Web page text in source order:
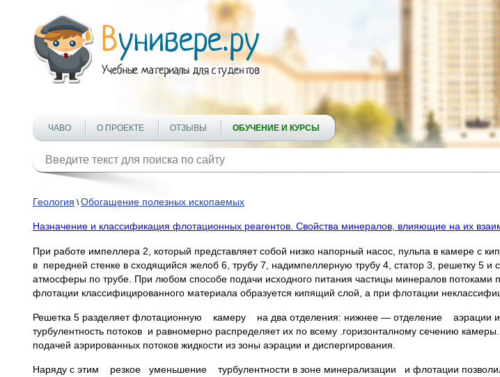
ЧАВО О ПРОЕКТЕ ОТЗЫВЫ ОБУЧЕНИЕ И КУРСЫ
Геология \Обогащение полезных ископаемых
Назначение и классификация флотационных реагентов. Свойства минералов, влияющие на их
При работе импеллера 2, который представляет собой низко напорный насос, пульпа в камере с
в передней стенке в сходящийся желоб 6, трубу 7, надимпеллерную трубу 4, статор 3, решетку 5
атмосферы по трубе. При любом способе подачи исходного питания частицы минералов потоками
флотации классифицированного материала образуется кипящий слой, а при флотации
Решетка 5 разделяет флотационную камеру на два отделения: нижнее — отделение
турбулентность потоков и равномерно распределяет их по всему .горизонталному сечению
подачей аэрированных потоков жидкости из зоны аэрации и диспергирования.
Наряду с этим резкое уменьшение турбулентности в зоне минерализации и флотации